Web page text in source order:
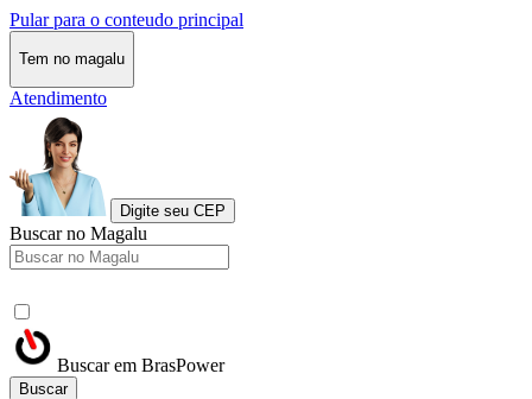
Pular para o conteudo principal
Tem no magalu
Atendimento
Digite seu CEP
Buscar no Magalu
Buscar em BrasPower
Buscar